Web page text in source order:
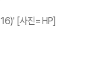
[사진=HP]